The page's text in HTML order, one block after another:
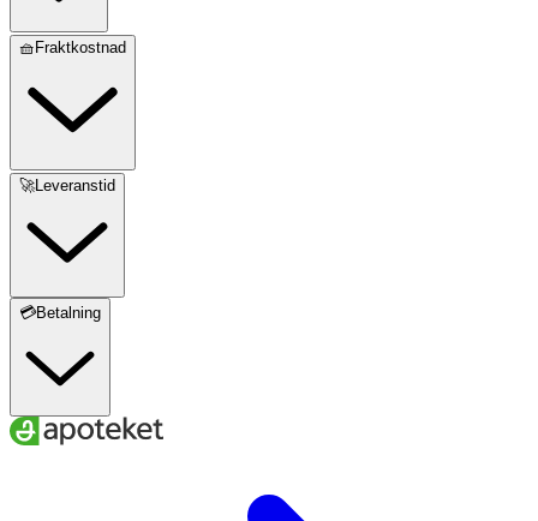
🧺Fraktkostnad
🚀Leveranstid
💳Betalning